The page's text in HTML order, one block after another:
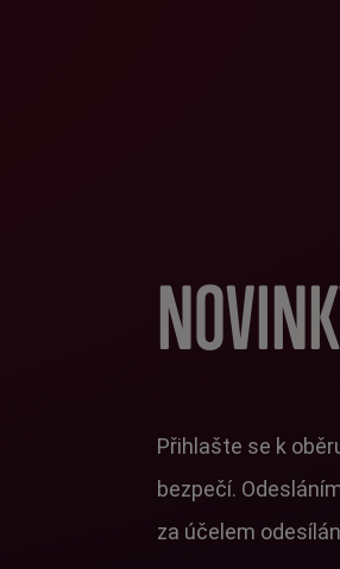
Přihlašte se k
bezpečí.
za účelem